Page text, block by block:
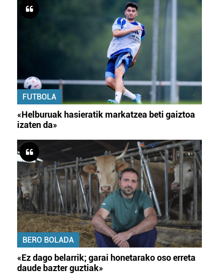
FUTBOLA
«Helburuak hasieratik markatzea beti gaiztoa
izaten da»
BERO BOLADA
«Ez dago belarrik; garai honetarako oso erreta
daude bazter guztiak»